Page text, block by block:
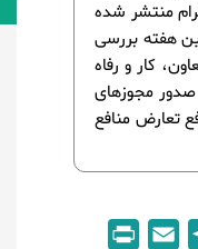
منتشر شده
هفته بررسی
کار و رفاه
مجوزهای
تعارض منافع